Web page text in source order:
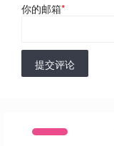
你的邮箱*
提交评论